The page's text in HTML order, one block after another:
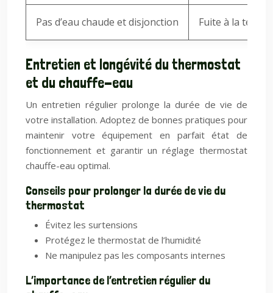
Pas d’eau chaude et disjonction Fuite à la terre,
Entretien et longévité du thermostat
et du chauffe-eau
Un entretien régulier prolonge la durée de vie de
votre installation. Adoptez de bonnes pratiques pour
maintenir votre équipement en parfait état de
fonctionnement et garantir un réglage thermostat
chauffe-eau optimal.
Conseils pour prolonger la durée de vie du
thermostat
Évitez les surtensions
Protégez le thermostat de l’humidité
Ne manipulez pas les composants internes
L’importance de l’entretien régulier du